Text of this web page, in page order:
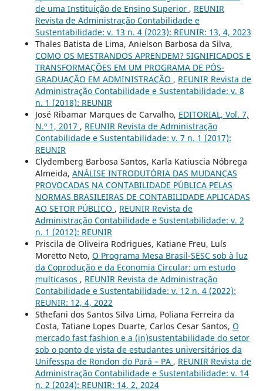
de uma Instituição de Ensino Superior , REUNIR
Revista de Administração Contabilidade e
Sustentabilidade: v. 13 n. 4 (2023): REUNIR: 13, 4, 2023
Thales Batista de Lima, Anielson Barbosa da Silva,
COMO OS MESTRANDOS APRENDEM? SIGNIFICADOS E
TRANSFORMAÇÕES EM UM PROGRAMA DE PÓS-
GRADUAÇÃO EM ADMINISTRAÇÃO , REUNIR Revista de
Administração Contabilidade e Sustentabilidade: v. 8
n. 1 (2018): REUNIR
José Ribamar Marques de Carvalho, EDITORIAL, Vol. 7,
N.º 1, 2017 , REUNIR Revista de Administração
Contabilidade e Sustentabilidade: v. 7 n. 1 (2017):
REUNIR
Clydemberg Barbosa Santos, Karla Katiuscia Nóbrega
Almeida, ANÁLISE INTRODUTÓRIA DAS MUDANÇAS
PROVOCADAS NA CONTABILIDADE PÚBLICA PELAS
NORMAS BRASILEIRAS DE CONTABILIDADE APLICADAS
AO SETOR PÚBLICO , REUNIR Revista de
Administração Contabilidade e Sustentabilidade: v. 2
n. 1 (2012): REUNIR
Priscila de Oliveira Rodrigues, Katiane Freu, Luís
Moretto Neto, O Programa Mesa Brasil-SESC sob à luz
da Coprodução e da Economia Circular: um estudo
multicasos , REUNIR Revista de Administração
Contabilidade e Sustentabilidade: v. 12 n. 4 (2022):
REUNIR: 12, 4, 2022
Sthefani dos Santos Silva Lima, Poliana Ferreira da
Costa, Tatiane Lopes Duarte, Carlos Cesar Santos, O
mercado fast fashion e a (in)sustentabilidade do setor
sob o ponto de vista de estudantes universitários da
Unifesspa de Rondon do Pará – PA , REUNIR Revista de
Administração Contabilidade e Sustentabilidade: v. 14
n. 2 (2024): REUNIR: 14, 2, 2024